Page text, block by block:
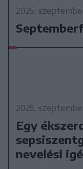
2025.
2025.
Egy
nevelési